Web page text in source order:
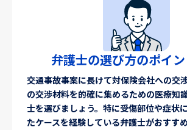
弁護士の選び方のポイン
交通事故事案に長けて対保険会社への交
の交渉材料を的確に集めるための医療知
士を選びましょう。特に受傷部位や症状
たケースを経験している弁護士がおすすめ